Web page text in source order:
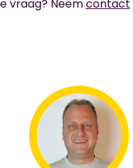
vraag? Neemcontact